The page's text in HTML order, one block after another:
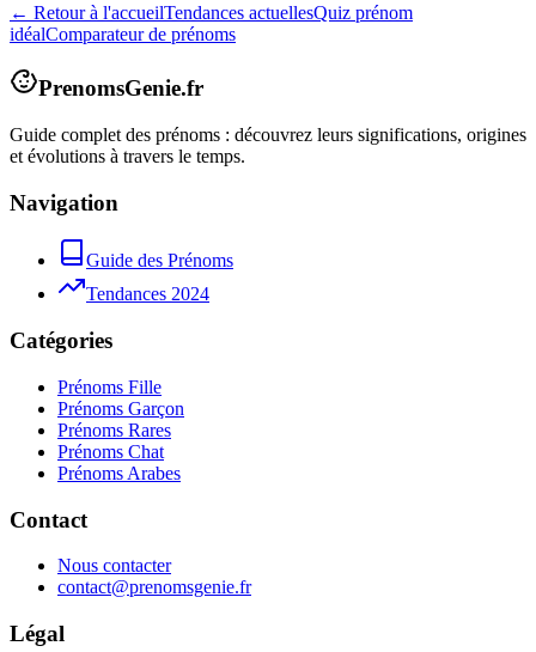
← Retour à l'accueilTendances actuellesQuiz prénom
idéalComparateur de prénoms
PrenomsGenie.fr
Guide complet des prénoms : découvrez leurs significations, origines
et évolutions à travers le temps.
Navigation
Guide des Prénoms
Tendances 2024
Catégories
Prénoms Fille
Prénoms Garçon
Prénoms Rares
Prénoms Chat
Prénoms Arabes
Contact
Nous contacter
contact@prenomsgenie.fr
Légal